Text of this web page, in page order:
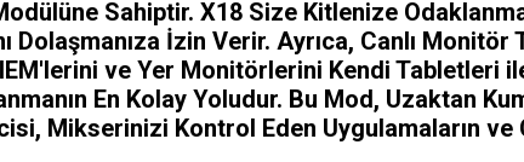
Sahiptir. X18 Size Kitlenize
İzin Verir. Ayrıca, Canlı Monitör
ve Yer Monitörlerini Kendi Tabletleri
En Kolay Yoludur. Bu Mod, Uzaktan
Mikserinizi Kontrol Eden Uygulamaların